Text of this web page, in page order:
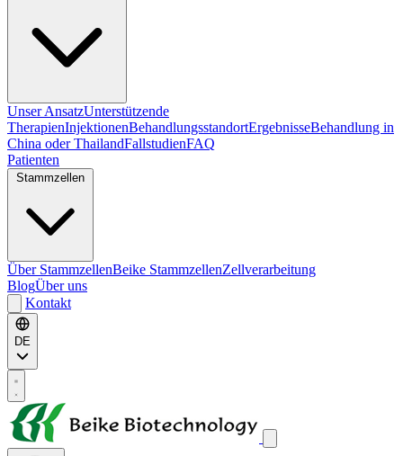
Unser AnsatzUnterstützende
TherapienInjektionenBehandlungsstandortErgebnisseBehandlung in
China oder ThailandFallstudienFAQ
Patienten
Über StammzellenBeike StammzellenZellverarbeitung
BlogÜber uns
Kontakt
DE